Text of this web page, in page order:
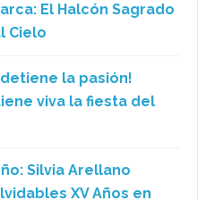
El Halcón Sagrado
Cielo
la pasión!
viva la fiesta del
Silvia Arellano
XV Años en